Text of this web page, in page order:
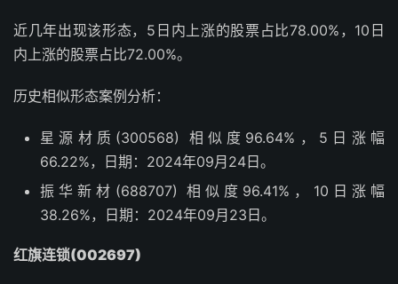
近几年出现该形态，5日内上涨的股票占比78.00%，10日
内上涨的股票占比72.00%。
历史相似形态案例分析：
星源材质(300568) 相似度96.64%，5日涨幅
66.22%，日期：2024年09月24日。
振华新材(688707) 相似度96.41%，10日涨幅
38.26%，日期：2024年09月23日。
红旗连锁(002697)